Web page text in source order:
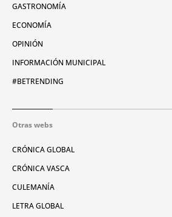
GASTRONOMÍA
ECONOMÍA
OPINIÓN
INFORMACIÓN MUNICIPAL
#BETRENDING
Otras webs
CRÓNICA GLOBAL
CRÓNICA VASCA
CULEMANÍA
LETRA GLOBAL